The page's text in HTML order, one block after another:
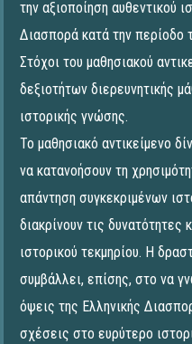
την αξιοποίηση αυθεντικού
Διασπορά κατά την περίοδο
Στόχοι του μαθησιακού
δεξιοτήτων διερευνητικής
ιστορικής γνώσης.
Το μαθησιακό αντικείμενο
να κατανοήσουν τη
απάντηση συγκεκριμένων
διακρίνουν τις
ιστορικού τεκμηρίου. Η
συμβάλλει, επίσης, στο να
όψεις της Ελληνικής
σχέσεις στο ευρύτερο